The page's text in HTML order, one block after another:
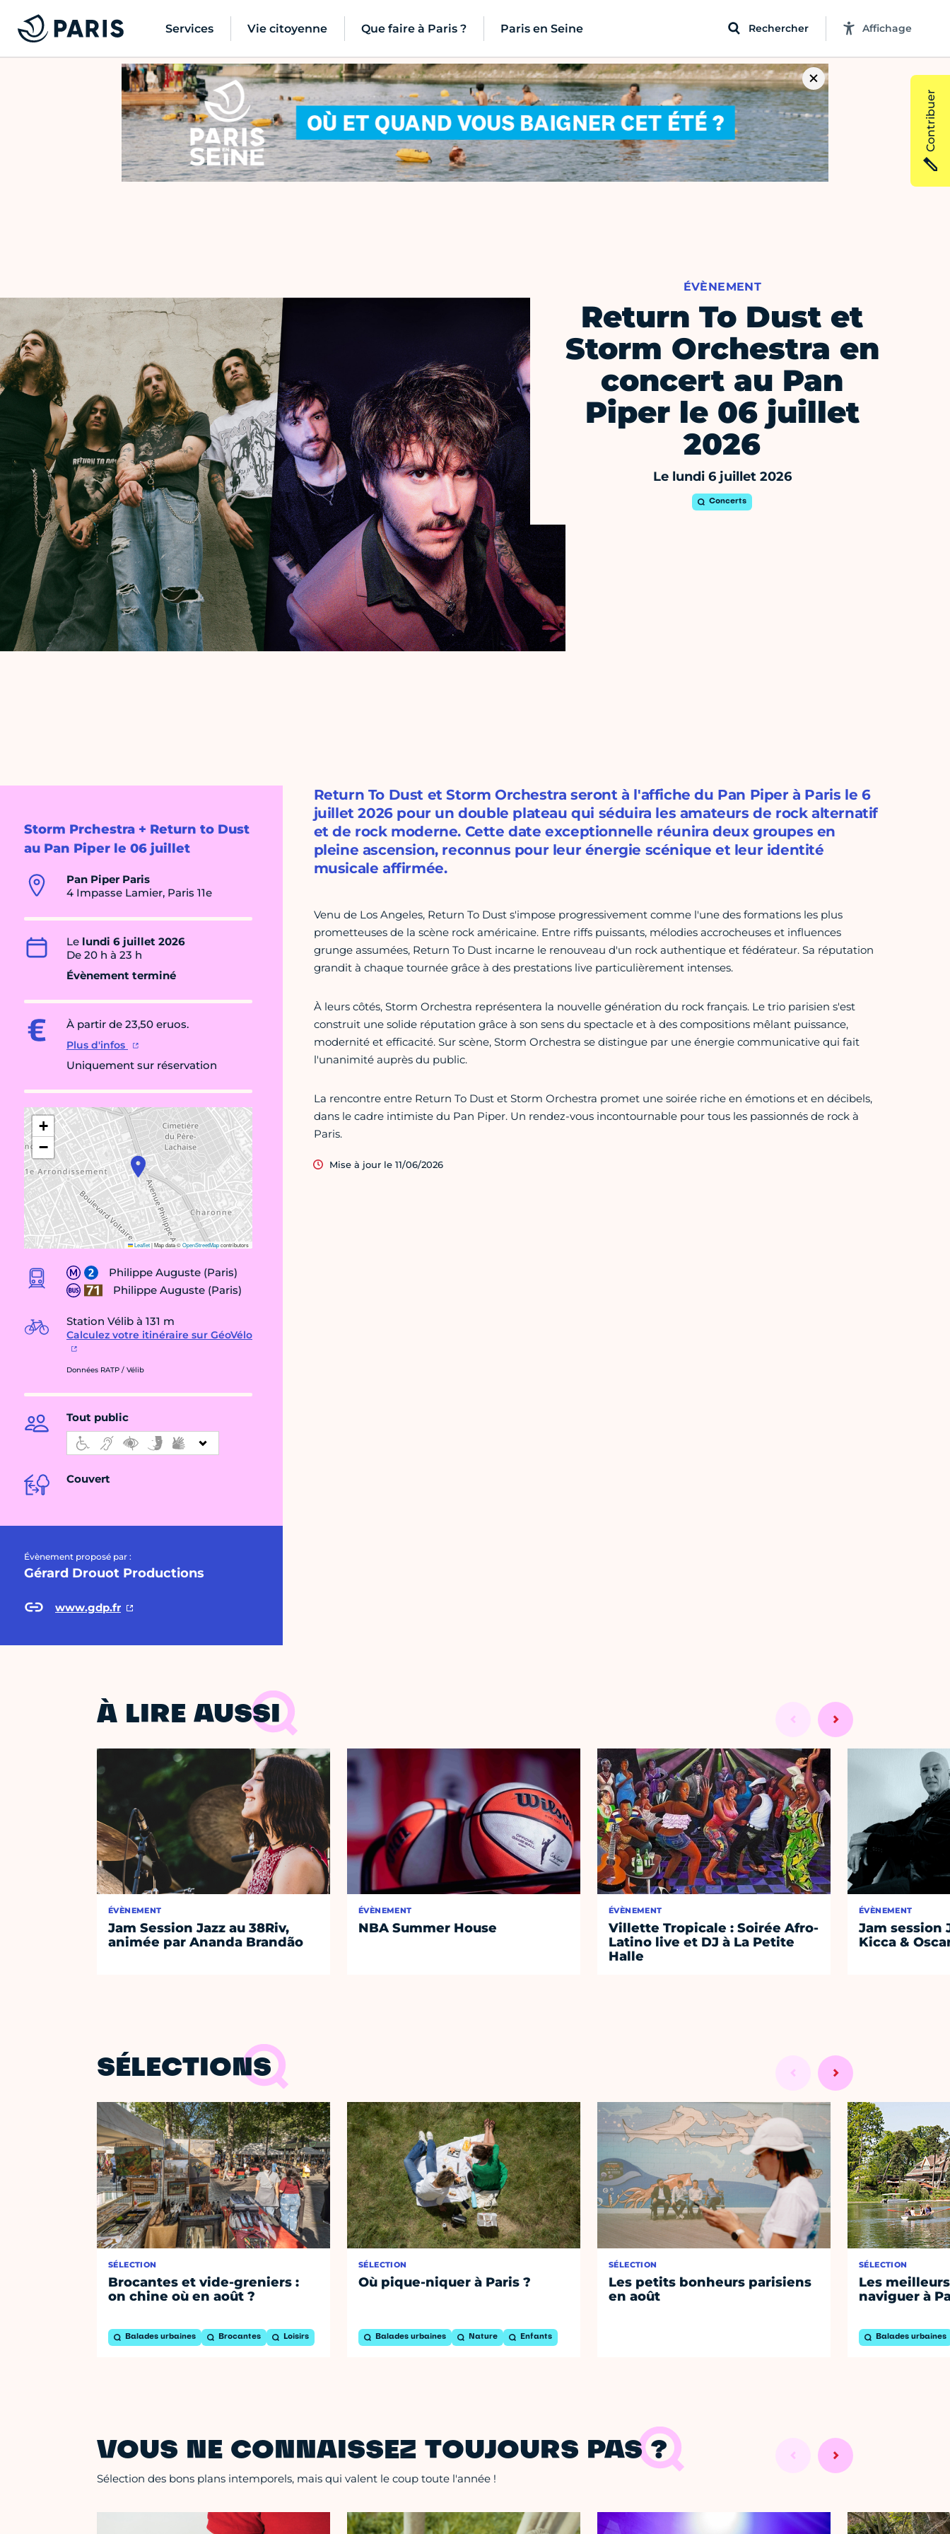
Services Vie citoyenne Que faire à Paris ? Paris en Seine Rechercher Affichage
ÉVÈNEMENT
Return To Dust et
Storm Orchestra en
concert au Pan
Piper le 06 juillet
2026
Le lundi 6 juillet 2026
Concerts
Storm Prchestra + Return to Dust
au Pan Piper le 06 juillet
Pan Piper Paris
4 Impasse Lamier, Paris 11e
Le lundi 6 juillet 2026
De 20 h à 23 h
Évènement terminé
À partir de 23,50 eruos.
Plus d'infos
Uniquement sur réservation
+
−
Leaflet|Map data ©OpenStreetMapcontributors
Philippe Auguste (Paris)
Philippe Auguste (Paris)
Station Vélib à 131 m
Calculez votre itinéraire sur GéoVélo
Données RATP / Vélib
Tout public
Couvert
Évènement proposé par :
Gérard Drouot Productions
www.gdp.fr
Return To Dust et Storm Orchestra seront à l'affiche du Pan Piper à Paris le 6
juillet 2026 pour un double plateau qui séduira les amateurs de rock alternatif
et de rock moderne. Cette date exceptionnelle réunira deux groupes en
pleine ascension, reconnus pour leur énergie scénique et leur identité
musicale affirmée.
Venu de Los Angeles, Return To Dust s'impose progressivement comme l'une des formations les plus
prometteuses de la scène rock américaine. Entre riffs puissants, mélodies accrocheuses et influences
grunge assumées, Return To Dust incarne le renouveau d'un rock authentique et fédérateur. Sa réputation
grandit à chaque tournée grâce à des prestations live particulièrement intenses.
À leurs côtés, Storm Orchestra représentera la nouvelle génération du rock français. Le trio parisien s'est
construit une solide réputation grâce à son sens du spectacle et à des compositions mêlant puissance,
modernité et efficacité. Sur scène, Storm Orchestra se distingue par une énergie communicative qui fait
l'unanimité auprès du public.
La rencontre entre Return To Dust et Storm Orchestra promet une soirée riche en émotions et en décibels,
dans le cadre intimiste du Pan Piper. Un rendez-vous incontournable pour tous les passionnés de rock à
Paris.
Mise à jour le 11/06/2026
À LIRE AUSSI
ÉVÈNEMENT
Jam Session Jazz au 38Riv,
animée par Ananda Brandão
ÉVÈNEMENT
NBA Summer House
ÉVÈNEMENT
Villette Tropicale : Soirée Afro-
Latino live et DJ à La Petite
Halle
ÉVÈNEMENT
Jam session
Kicca &
SÉLECTIONS
SÉLECTION
Brocantes et vide-greniers :
on chine où en août ?
Balades urbaines Brocantes Loisirs
SÉLECTION
Où pique-niquer à Paris ?
Balades urbaines Nature Enfants
SÉLECTION
Les petits bonheurs parisiens
en août
SÉLECTION
Les
naviguer à
Balades urbaines
VOUS NE CONNAISSEZ TOUJOURS PAS ?
Sélection des bons plans intemporels, mais qui valent le coup toute l'année !
Contribuer